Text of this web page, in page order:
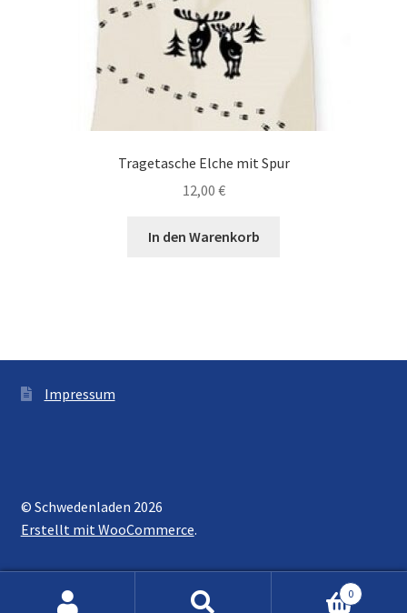
Tragetasche Elche mit Spur
12,00 €
In den Warenkorb
Impressum
© Schwedenladen 2026
Erstellt mit WooCommerce.
0